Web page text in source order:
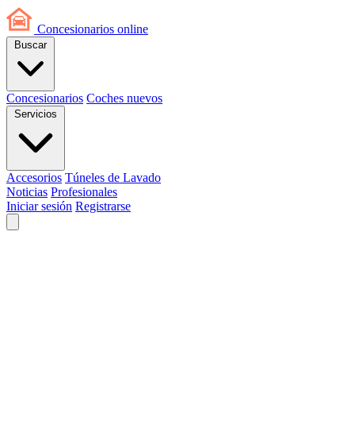
Concesionarios online
Buscar
Concesionarios Coches nuevos
Servicios
Accesorios Túneles de Lavado
Noticias Profesionales
Iniciar sesión Registrarse